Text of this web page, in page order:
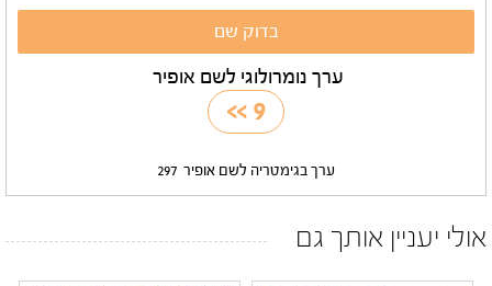
ערך נומרולוגי לשם אופיר
9
>>
ערך בגימטריה לשם אופיר 297
אולי יעניין אותך גם